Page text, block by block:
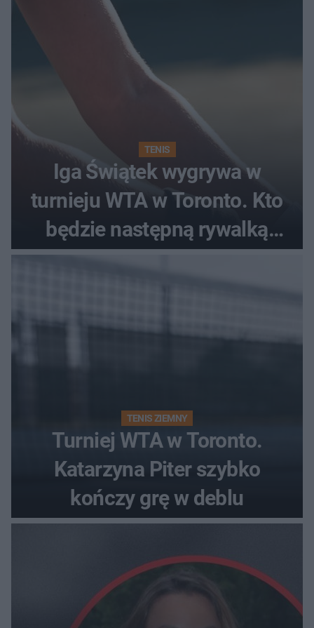
TENIS
Iga Świątek wygrywa w
turnieju WTA w Toronto. Kto
będzie następną rywalką
Polki?
TENIS ZIEMNY
Turniej WTA w Toronto.
Katarzyna Piter szybko
kończy grę w deblu